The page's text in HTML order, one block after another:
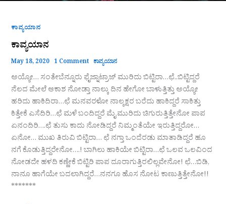
ಕಾವ್ಯಯಾನ
ಕಾವ್ಯಯಾನ
May 18, 2020 1 Comment ಕಾವ್ಯಯಾನ
ಅಯ್ಯೋ… ಸಂತೇಬೆನ್ನೂರು ಫೈಜ್ನಾಟ್ರಾಜ್ ಮುರಿದು ಬಿಟ್ಟಿರಾ…ಛೆ..ಬಿಟ್ಟಿದ್ದರೆ
ನೆಲದ ಮೇಲೆ ಆಕಾಶ ನೋಡ್ತಾ ನಾಲ್ಕು ದಿನ ಹೇಗೋ ಬಾಳುತ್ತಿತ್ತು ಅಯ್ಯೋ
ಹರಿದು ಹಾಕಿದಿರಾ…ಛೆ ಮನವರಳೋ ನಾಲ್ಕಕ್ಷರ ಬರೆದು ಹಾಕಿದ್ದರೆ ಸಾಕಿತ್ತು
ಕಿತ್ತೇಕೆ ಎಸೆದಿರಿ…ಛೆ ಮಳೆ ಬಂದಿದ್ದರೆ ಮೈ ಮುರಿದು ಚಿಗುರುತ್ತಿತ್ತೇನೋ ಪಾಪ
ಏನಂದಿರಿ….ಛೆ ತುಸು ಕಾದು ನೋಡಿದ್ದರೆ ನಿಮ್ಮಂತೆಯೇ ಇರುತ್ತಿದ್ದರೋ…
ಏನೋ… ಮುಖ ತಿರುವಿ ಬಿಟ್ಟಿರಾ… ಛೆ ನಗ್ತಾ ಒಂದೆರಡು ಮಾತಾಡಿದ್ದರೆ ಹೂ
ನಗೆ ಕೊಡುತ್ತಿದ್ದರೇನೋ….! ಬಾಗಿಲು ಹಾಕಿಯೇ ಬಿಟ್ಟಿರಾ…‌ಛೆ ಒಲವ ಒಲವಿಂದ
ನೋಡದೇ ಹಳದಿ ಕಣ್ಣೇಕೆ ಬಿಟ್ಟಿರಿ ಪಾಪ ದೂರಾಗುತ್ತಿರಲಿಲ್ಲವೇನೋ! ಛೆ…ಬಿಡಿ,
ನಾನೂ ಹಾಗೆಯೇ ಬದಲಾಗಿದ್ದರೆ…ನನಗೂ ಹೊಸ ನೋಟ ಕಾಣುತ್ತಿತ್ತೇನೋ!!
*******